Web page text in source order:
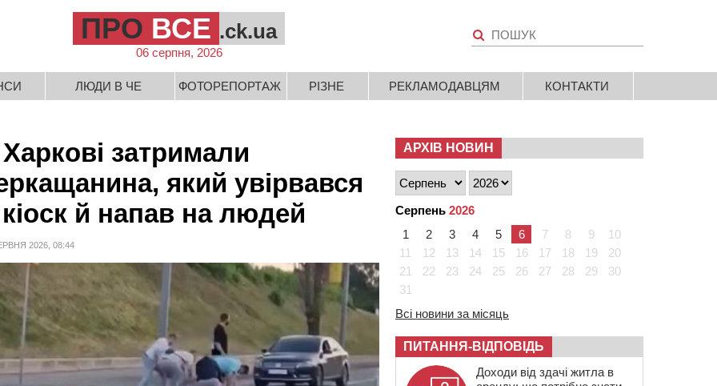
ПРО ВСЕ .ck.ua
06 серпня, 2026
ЛЮДИ В ЧЕ ФОТОРЕПОРТАЖ РІЗНЕ РЕКЛАМОДАВЦЯМ КОНТАКТИ
затримали
який увірвався
й напав на людей
2026, 08:44
АРХІВ НОВИН
Серпень 2026
1
2 3 4 5 6 7 8 9
10
11
12 13 14 15 16 17 18 19
20
21
22 23 24 25 26 27 28 29
30
31
Всі новини за місяць
ПИТАННЯ-ВІДПОВІДЬ
Доходи від здачі житла в